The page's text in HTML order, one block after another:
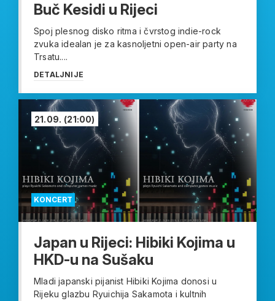
Buč Kesidi u Rijeci
Spoj plesnog disko ritma i čvrstog indie-rock
zvuka idealan je za kasnoljetni open-air party na
Trsatu....
DETALJNIJE
KONCERT
21.09. (21:00)
Japan u Rijeci: Hibiki Kojima u
HKD-u na Sušaku
Mladi japanski pijanist Hibiki Kojima donosi u
Rijeku glazbu Ryuichija Sakamota i kultnih